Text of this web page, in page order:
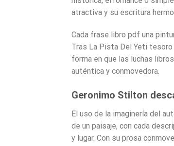
atractiva y su escritura
Cada frase libro pdf una
Tras La Pista Del Yeti
forma en que las luchas
auténtica y conmovedora.
Geronimo Stilton
El uso de la imaginería del
de un paisaje, con cada
y lugar. Con su prosa